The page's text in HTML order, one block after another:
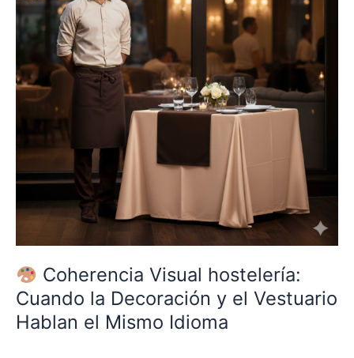
Coherencia Visual hostelería:
Cuando la Decoración y el Vestuario
Hablan el Mismo Idioma
Cuando
la
Decoración
y
el
Vestuario
Idioma